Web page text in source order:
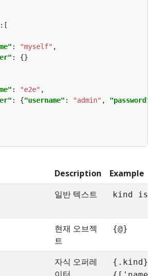
: "myself"
: "e2e"
: {"username" : "admin" , "password"
Description Example
일반 텍스트 kind is
현재 오브젝
트
{@}
자식 오퍼레
{.kind}